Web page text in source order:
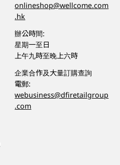
onlineshop@wellcome.com
.hk
辦公時間:
星期一至日
上午九時至晚上六時
企業合作及大量訂購查詢
電郵:
webusiness@dfiretailgroup
.com